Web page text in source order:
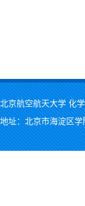
北京航空航天大学 化
地址：北京市海淀区